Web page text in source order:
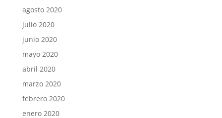
agosto 2020
julio 2020
junio 2020
mayo 2020
abril 2020
marzo 2020
febrero 2020
enero 2020